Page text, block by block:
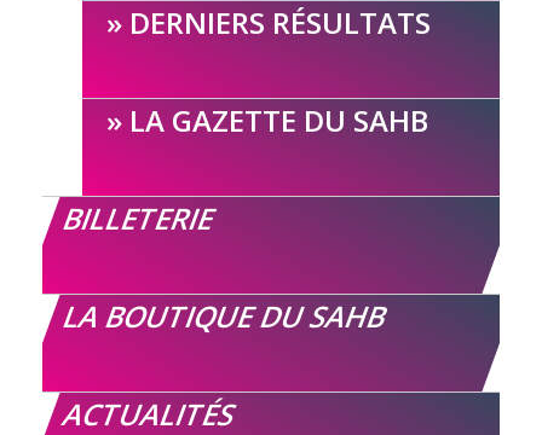
DERNIERS RÉSULTATS
LA GAZETTE DU SAHB
BILLETERIE
LA BOUTIQUE DU SAHB
ACTUALITÉS